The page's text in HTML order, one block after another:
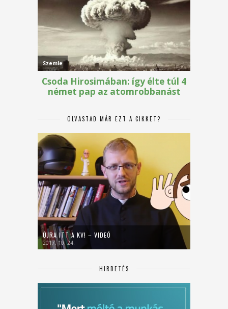
OLVASTAD MÁR EZT A CIKKET?
ÚJRA ITT A KV! – VIDEÓ
2017. 10. 24.
HIRDETÉS